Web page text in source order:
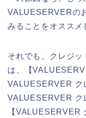
VALUESERVERの
みることをオススメ
それでも、クレジ
は、【
VALUESERVER
VALUESERVER ク
【